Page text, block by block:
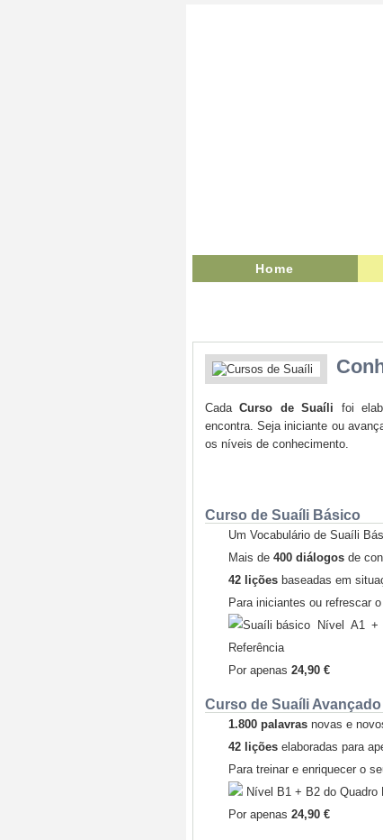
Home
CadaCurso de Suaíli foi
encontra. Seja iniciante ou
os níveis de conhecimento.
Curso de Suaíli Básico
Um Vocabulário de Suaíli
Mais de400 diálogos de
42 lições baseadas em
Para iniciantes ou refrescar
Nível A1 +
Referência
Por apenas24,90 €
Curso de Suaíli Avançado
1.800 palavras novas e
42 lições elaboradas para
Para treinar e enriquecer o
Nível B1 + B2 do Quadro
Por apenas24,90 €